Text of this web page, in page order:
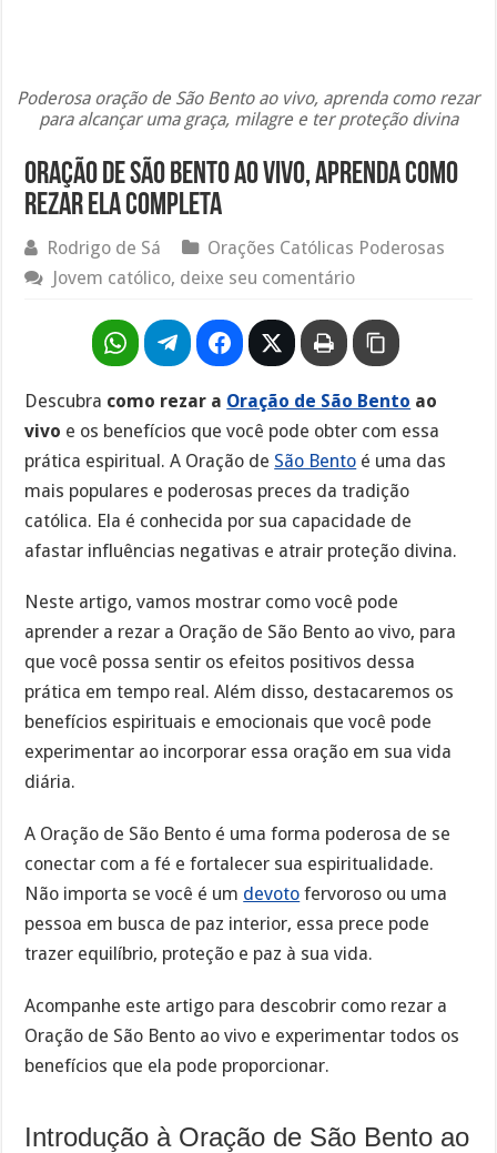
Poderosa oração de São Bento ao vivo, aprenda como rezar
para alcançar uma graça, milagre e ter proteção divina
Oração de São Bento ao vivo, aprenda como
rezar ela completa
Rodrigo de Sá
Orações Católicas Poderosas
Jovem católico, deixe seu comentário
Descubra como rezar a Oração de São Bento ao
vivo e os benefícios que você pode obter com essa
prática espiritual. A Oração de São Bento é uma das
mais populares e poderosas preces da tradição
católica. Ela é conhecida por sua capacidade de
afastar influências negativas e atrair proteção divina.
Neste artigo, vamos mostrar como você pode
aprender a rezar a Oração de São Bento ao vivo, para
que você possa sentir os efeitos positivos dessa
prática em tempo real. Além disso, destacaremos os
benefícios espirituais e emocionais que você pode
experimentar ao incorporar essa oração em sua vida
diária.
A Oração de São Bento é uma forma poderosa de se
conectar com a fé e fortalecer sua espiritualidade.
Não importa se você é um devoto fervoroso ou uma
pessoa em busca de paz interior, essa prece pode
trazer equilíbrio, proteção e paz à sua vida.
Acompanhe este artigo para descobrir como rezar a
Oração de São Bento ao vivo e experimentar todos os
benefícios que ela pode proporcionar.
Introdução à Oração de São Bento ao